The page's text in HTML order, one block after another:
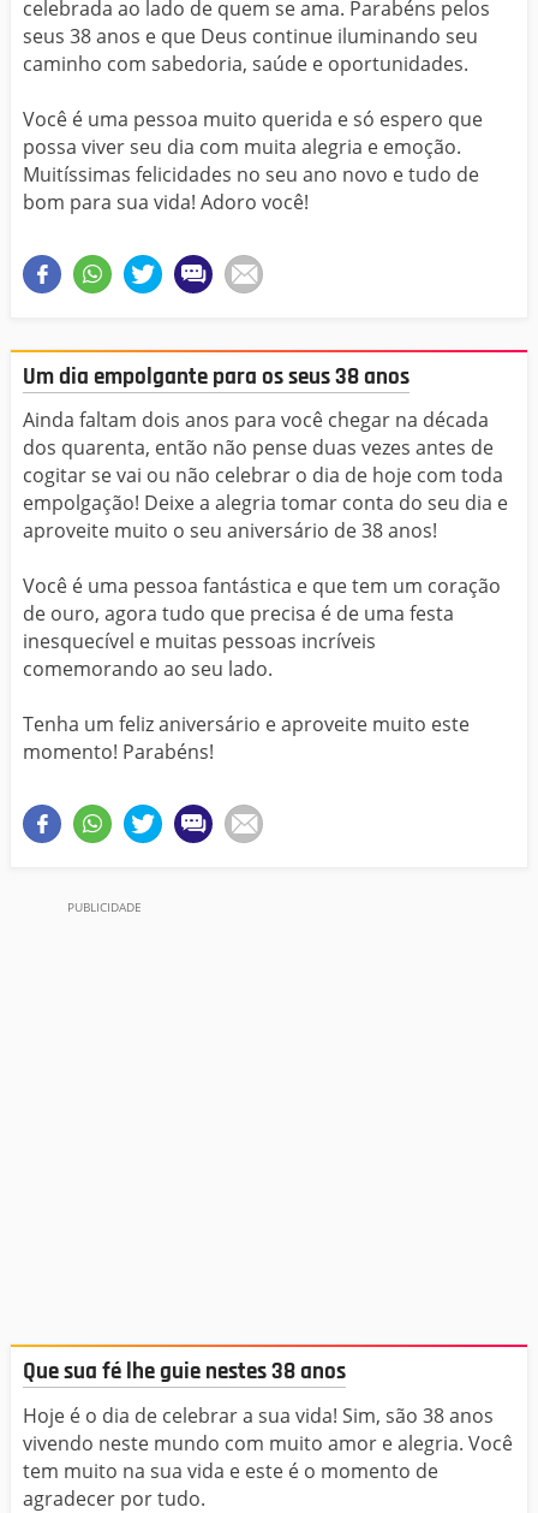
celebrada ao lado de quem se ama. Parabéns pelos
seus 38 anos e que Deus continue iluminando seu
caminho com sabedoria, saúde e oportunidades.
Você é uma pessoa muito querida e só espero que
possa viver seu dia com muita alegria e emoção.
Muitíssimas felicidades no seu ano novo e tudo de
bom para sua vida! Adoro você!
Um dia empolgante para os seus 38 anos
Ainda faltam dois anos para você chegar na década
dos quarenta, então não pense duas vezes antes de
cogitar se vai ou não celebrar o dia de hoje com toda
empolgação! Deixe a alegria tomar conta do seu dia e
aproveite muito o seu aniversário de 38 anos!
Você é uma pessoa fantástica e que tem um coração
de ouro, agora tudo que precisa é de uma festa
inesquecível e muitas pessoas incríveis
comemorando ao seu lado.
Tenha um feliz aniversário e aproveite muito este
momento! Parabéns!
Que sua fé lhe guie nestes 38 anos
Hoje é o dia de celebrar a sua vida! Sim, são 38 anos
vivendo neste mundo com muito amor e alegria. Você
tem muito na sua vida e este é o momento de
agradecer por tudo.